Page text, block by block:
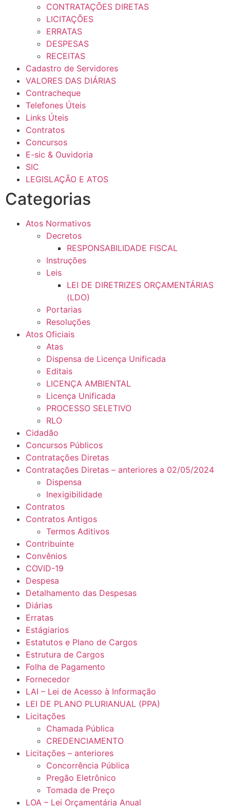
CONTRATAÇÕES DIRETAS
LICITAÇÕES
ERRATAS
DESPESAS
RECEITAS
Cadastro de Servidores
VALORES DAS DIÁRIAS
Contracheque
Telefones Úteis
Links Úteis
Contratos
Concursos
E-sic & Ouvidoria
SIC
LEGISLAÇÃO E ATOS
Categorias
Atos Normativos
Decretos
RESPONSABILIDADE FISCAL
Instruções
Leis
LEI DE DIRETRIZES ORÇAMENTÁRIAS
(LDO)
Portarias
Resoluções
Atos Oficiais
Atas
Dispensa de Licença Unificada
Editais
LICENÇA AMBIENTAL
Licença Unificada
PROCESSO SELETIVO
RLO
Cidadão
Concursos Públicos
Contratações Diretas
Contratações Diretas – anteriores a 02/05/2024
Dispensa
Inexigibilidade
Contratos
Contratos Antigos
Termos Aditivos
Contribuinte
Convênios
COVID-19
Despesa
Detalhamento das Despesas
Diárias
Erratas
Estágiarios
Estatutos e Plano de Cargos
Estrutura de Cargos
Folha de Pagamento
Fornecedor
LAI – Lei de Acesso à Informação
LEI DE PLANO PLURIANUAL (PPA)
Licitações
Chamada Pública
CREDENCIAMENTO
Licitações – anteriores
Concorrência Pública
Pregão Eletrônico
Tomada de Preço
LOA – Lei Orçamentária Anual